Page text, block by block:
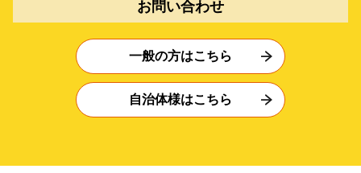
お問い合わせ
一般の方はこちら
自治体様はこちら